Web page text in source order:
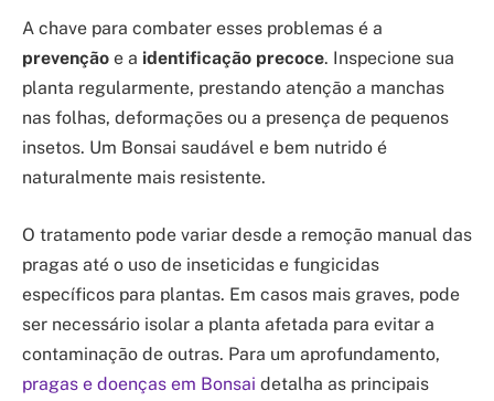
A chave para combater esses problemas é a
prevenção e a identificação precoce. Inspecione sua
planta regularmente, prestando atenção a manchas
nas folhas, deformações ou a presença de pequenos
insetos. Um Bonsai saudável e bem nutrido é
naturalmente mais resistente.
O tratamento pode variar desde a remoção manual das
pragas até o uso de inseticidas e fungicidas
específicos para plantas. Em casos mais graves, pode
ser necessário isolar a planta afetada para evitar a
contaminação de outras. Para um aprofundamento,
pragas e doenças em Bonsai detalha as principais